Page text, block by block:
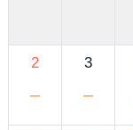
2
－
3
－